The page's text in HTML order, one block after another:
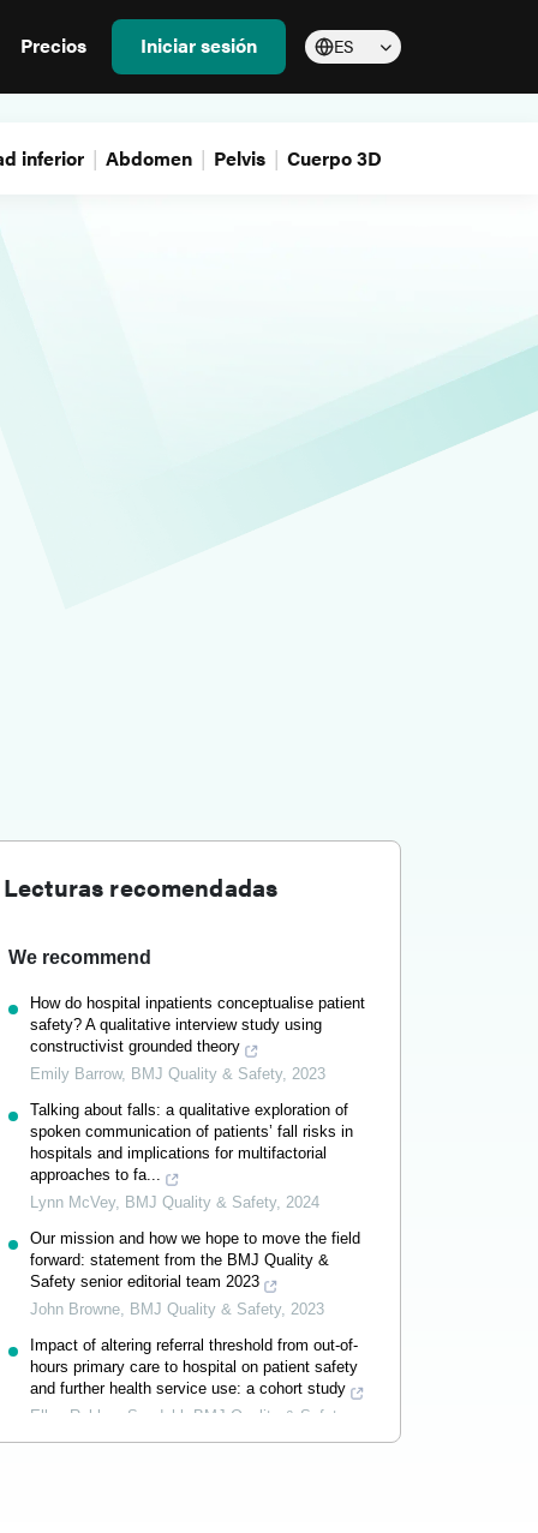
Precios Iniciar sesión ES
inferior Abdomen Pelvis Cuerpo 3D
Lecturas recomendadas
We recommend
How do hospital inpatients conceptualise patient
safety? A qualitative interview study using
constructivist grounded theory
Emily Barrow, BMJ Quality & Safety, 2023
Talking about falls: a qualitative exploration of
spoken communication of patients’ fall risks in
hospitals and implications for multifactorial
approaches to fa...
Lynn McVey, BMJ Quality & Safety, 2024
Our mission and how we hope to move the field
forward: statement from the BMJ Quality &
Safety senior editorial team 2023
John Browne, BMJ Quality & Safety, 2023
Impact of altering referral threshold from out-of-
hours primary care to hospital on patient safety
and further health service use: a cohort study
Ellen Rabben Svedahl
BMJ Quality & Safety
2023